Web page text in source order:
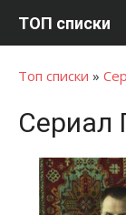
ТОП списки
Топ списки »
Сериал